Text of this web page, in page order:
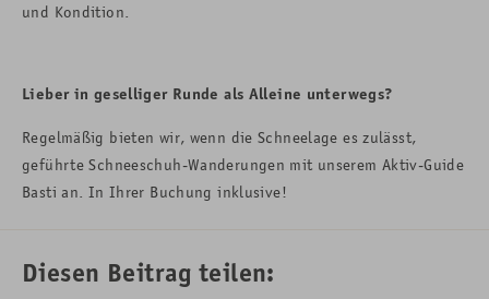
und Kondition.
Lieber in geselliger Runde als Alleine unterwegs?
Regelmäßig bieten wir, wenn die Schneelage es zulässt,
geführte Schneeschuh-Wanderungen mit unserem Aktiv-Guide
Basti an. In Ihrer Buchung inklusive!
Diesen Beitrag teilen: